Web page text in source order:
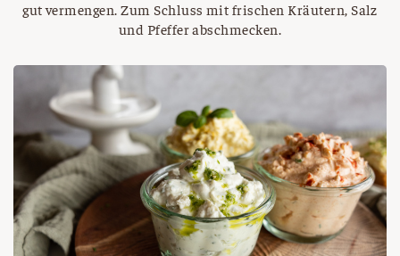
gut vermengen. Zum Schluss mit frischen Kräutern, Salz
und Pfeffer abschmecken.